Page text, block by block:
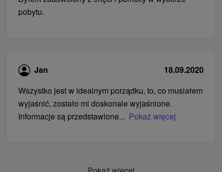
pobytu.
Jan
18.09.2020
Wszystko jest w idealnym porządku, to, co musiałem
wyjaśnić, zostało mi doskonale wyjaśnione.
Informacje są przedstawione... Pokaż więcej